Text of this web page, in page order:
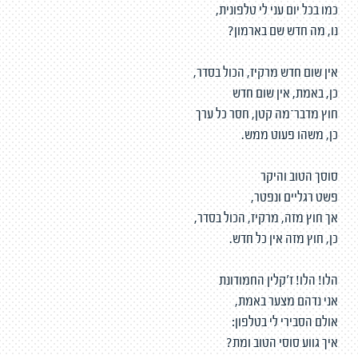
כמו בכל יום עני לי טלפונית,
נו, מה חדש שם בארמון?
אין שום חדש מרקיז, הכול בסדר,
כן, באמת, אין שום חדש
חוץ מדבר־מה קטן, חסר כל ערך
כן, משהו פעוט ממש.
סוסך הטוב והיקר
פשט רגליים ונפטר,
אך חוץ מזה, מרקיז, הכול בסדר,
כן, חוץ מזה אין כל חדש.
הלו! הלו! ז'קלין החמודונת
אני נדהם מצער באמת,
אולם הסבירי לי בטלפון:
איך גווע סוסי הטוב ומת?